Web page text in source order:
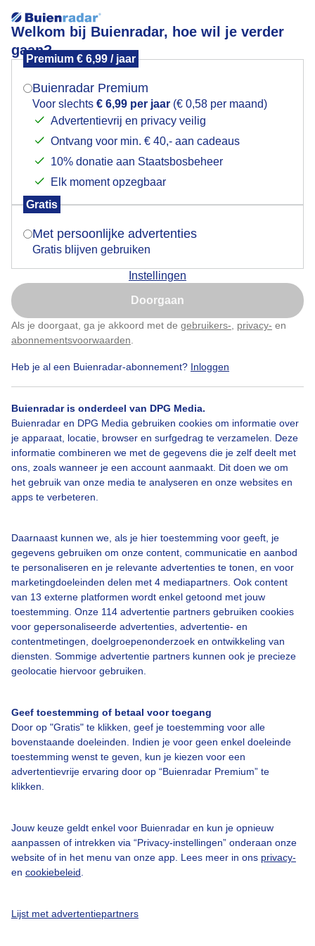
Welkom bij Buienradar, hoe wil je verder
gaan?
Premium € 6,99 / jaar
Buienradar Premium
Voor slechts € 6,99 per jaar (€ 0,58 per maand)
Advertentievrij en privacy veilig
Ontvang voor min. € 40,- aan cadeaus
10% donatie aan Staatsbosbeheer
Elk moment opzegbaar
Gratis
Met persoonlijke advertenties
Gratis blijven gebruiken
Instellingen
Doorgaan
Als je doorgaat, ga je akkoord met de gebruikers- privacy- en
abonnementsvoorwaarden
Heb je al een Buienradar-abonnement? Inloggen
Buienradar is onderdeel van DPG Media.
Buienradar en DPG Media gebruiken cookies om informatie over
je apparaat, locatie, browser en surfgedrag te verzamelen. Deze
informatie combineren we met de gegevens die je zelf deelt met
ons, zoals wanneer je een account aanmaakt. Dit doen we om
het gebruik van onze media te analyseren en onze websites en
apps te verbeteren.
Daarnaast kunnen we, als je hier toestemming voor geeft, je
gegevens gebruiken om onze content, communicatie en aanbod
te personaliseren en je relevante advertenties te tonen, en voor
marketingdoeleinden delen met 4 mediapartners. Ook content
van 13 externe platformen wordt enkel getoond met jouw
toestemming. Onze 114 advertentie partners gebruiken cookies
voor gepersonaliseerde advertenties, advertentie- en
contentmetingen, doelgroepenonderzoek en ontwikkeling van
diensten. Sommige advertentie partners kunnen ook je precieze
geolocatie hiervoor gebruiken.
Geef toestemming of betaal voor toegang
Door op "Gratis" te klikken, geef je toestemming voor alle
bovenstaande doeleinden. Indien je voor geen enkel doeleinde
toestemming wenst te geven, kun je kiezen voor een
advertentievrije ervaring door op “Buienradar Premium” te
klikken.
Jouw keuze geldt enkel voor Buienradar en kun je opnieuw
aanpassen of intrekken via “Privacy-instellingen” onderaan onze
website of in het menu van onze app. Lees meer in ons privacy-
en cookiebeleid
Lijst met advertentiepartners
Grijsbewolkt weer
zijn het geen grote hoeveelheden regen
Door: Toon Boons
Bekijk slideshow
Een moment geduld aub...
Over Buienradar
Contact
Toegankelijkheid
Gebruikersvoorwaarden
Buienradar Team
Privacy beleid
Cookie beleid
Gratis weerdata
Mogen we je locatie gebruiken voor het
Indien je hier nog geen akkoord op hebt gegeven,
verschijnt er zo een pop-up uit je browser waarin
Is goed, toon de popup
Nu niet, misschien later
Klik hierom dit aan te passen